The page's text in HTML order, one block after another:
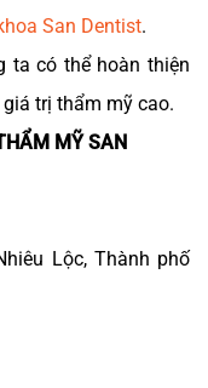
San Dentist.
ta có thể hoàn thiện
trị thẩm mỹ cao.
MỸ SAN
Lộc, Thành phố